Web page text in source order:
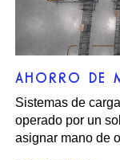
AHORRO DE
Sistemas de
operado por un
asignar mano de